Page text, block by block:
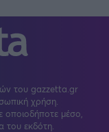
του gazzetta.gr
χρήση.
μέσο,
του εκδότη.